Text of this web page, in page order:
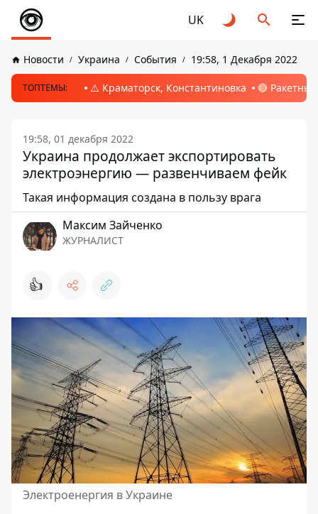
UK
Новости Украина События 19:58, 1 Декабря 2022
ТОПТЕМЫ: ⚠️ Краматорск, Константиновка 🔴
19:58, 01 декабря 2022
Украина продолжает экспортировать
электроэнергию — развенчиваем фейк
Такая информация создана в пользу врага
Максим Зайченко
ЖУРНАЛИСТ
👍
Электроенергия в Украине